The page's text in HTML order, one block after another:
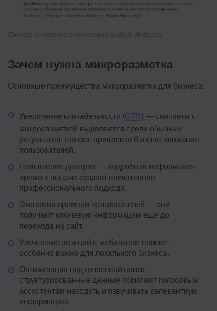
Зачем нужна микроразметка
Основные преимущества микроразметки для бизнеса:
Увеличение кликабельности (CTR) — сниппеты с
микроразметкой выделяются среди обычных
результатов поиска, привлекая больше внимания
пользователей.
Повышение доверия — подробная информация
прямо в выдаче создает впечатление
профессионального подхода.
Экономия времени пользователей — они
получают ключевую информацию еще до
перехода на сайт.
Улучшение позиций в мобильном поиске —
особенно важно для локального бизнеса.
Оптимизация под голосовой поиск —
структурированные данные помогают голосовым
ассистентам находить и озвучивать релевантную
информацию.